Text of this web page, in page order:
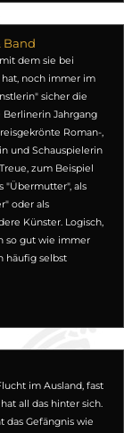
Band
dem sie bei
noch immer im
sicher die
Jahrgang
Roman-,
und Schauspielerin
zum Beispiel
"Übermutter", als
oder als
Künster. Logisch,
so gut wie immer
häufig selbst
im Ausland, fast
all das hinter sich.
das Gefängnis wie